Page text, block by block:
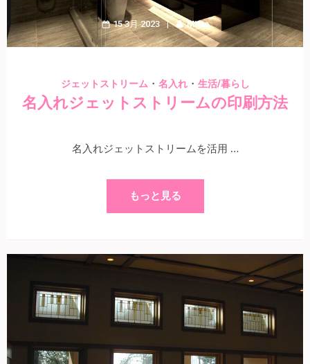
15 3月 2023 Mista
ジェットストリーム・ 名入れ・ 生活/暮らし
名入れジェットストリームの印刷方法
名入れジェットストリームを活用 …
もっと見る